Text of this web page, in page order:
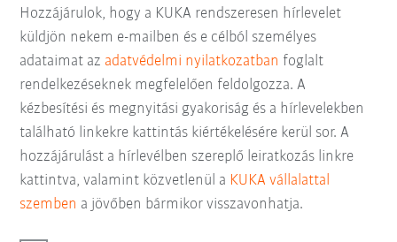
Hozzájárulok, hogy a KUKA rendszeresen hírlevelet
küldjön nekem e-mailben és e célból személyes
adataimat az adatvédelmi nyilatkozatban foglalt
rendelkezéseknek megfelelően feldolgozza. A
kézbesítési és megnyitási gyakoriság és a hírlevelekben
található linkekre kattintás kiértékelésére kerül sor. A
hozzájárulást a hírlevélben szereplő leiratkozás linkre
kattintva, valamint közvetlenül a KUKA vállalattal
szemben a jövőben bármikor visszavonhatja.